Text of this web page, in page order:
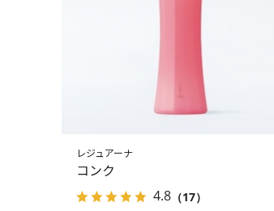
レジュアーナ
コンク
4.8（17）